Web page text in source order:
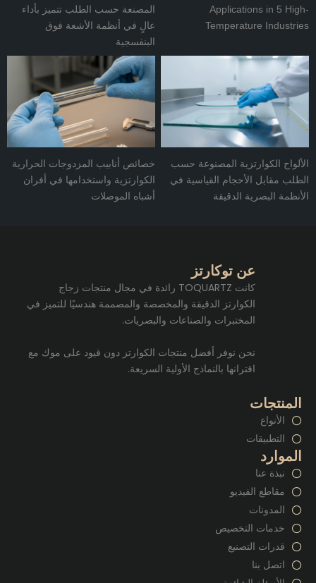
Applications in 5 High-
Temperature Industries
المصنعة حسب الطلب تتميز بأداء
عالٍ في أنظمة الأشعة فوق
البنفسجية
الألواح الكوارتزية المصنوعة حسب
الطلب مقابل الأحجام القياسية في
الأنظمة البصرية الدقيقة
خصائص أنابيب المزدوجات الحرارية
الكوارتزية واستخدامها في أفران
أشباه الموصلات
عن توكارتز
كانت TOQUARTZ رائدة في مجال منتجات زجاج
الكوارتز الدقيقة والمخصصة والمصممة هندسيًا للتميز في
المختبرات والصناعات والبصريات.
نحن نوفر أفضل منتجات الكوارتز دون قيود على موك مع
اقترانها بالنماذج الأولية السريعة.
المنتجات
الأنواع
التطبيقات
الموارد
نبذة عنا
مقاطع الفيديو
المدونات
خدمات التخصيص
قدرات التصنيع
اتصل بنا